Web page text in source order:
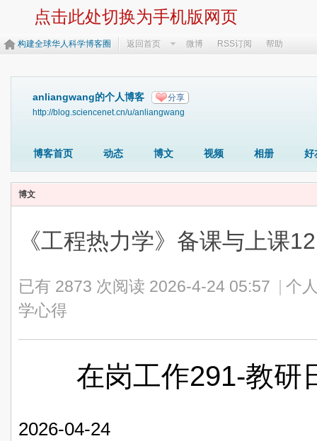
点击此处切换为手机版网页
构建全球华人科学博客圈 返回首页 微博 RSS订阅 帮助
anliangwang的个人博客 分享
http://blog.sciencenet.cn/u/anliangwang
博客首页 动态 博文 视频 相册 好
博文
《工程热力学》备课与上课12
已有 2873 次阅读 2026-4-24 05:57
个
学心得
在岗工作291-教研
2026-04-24